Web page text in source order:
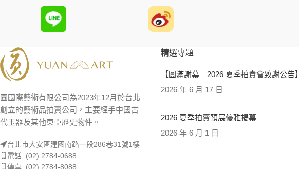
圓國際藝術有限公司為2023年12月於台北
創立的藝術品拍賣公司，主要經手中國古
代玉器及其他東亞歷史物件。
台北市大安區建國南路一段286巷31號1樓
電話: (02) 2784-0688
傳真: (02) 2784-8088
精選專題
【圓滿謝幕｜2026 夏季拍賣會致謝公告】
2026 年 6 月 17 日
2026 夏季拍賣預展優雅揭幕
2026 年 6 月 1 日